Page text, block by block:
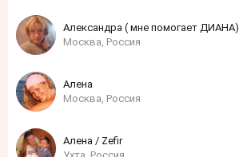
Александра ( мне помогает ДИАНА)
Москва, Россия
Алена
Москва, Россия
Алена / Zefir